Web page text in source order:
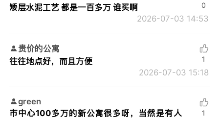
矮层水泥工艺 都是一百多万 谁买啊
2026-07-03 14:53
0
贵价的公寓
往往地点好，而且方便
2026-07-03 15:18
1
green
市中心100多万的新公寓很多呀，当然是有人
1